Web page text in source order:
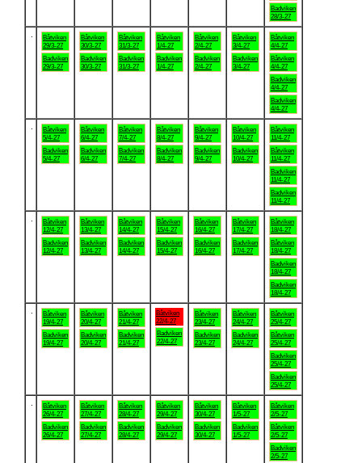
Badviken
28/3-27
Båtviken
29/3-27
Badviken
29/3-27
Båtviken
30/3-27
Badviken
30/3-27
Båtviken
31/3-27
Badviken
31/3-27
Båtviken
1/4-27
Badviken
1/4-27
Båtviken
2/4-27
Badviken
2/4-27
Båtviken
3/4-27
Badviken
3/4-27
Båtviken
4/4-27
Båtviken
4/4-27
Badviken
4/4-27
Badviken
4/4-27
Båtviken
5/4-27
Badviken
5/4-27
Båtviken
6/4-27
Badviken
6/4-27
Båtviken
7/4-27
Badviken
7/4-27
Båtviken
8/4-27
Badviken
8/4-27
Båtviken
9/4-27
Badviken
9/4-27
Båtviken
10/4-27
Badviken
10/4-27
Båtviken
11/4-27
Båtviken
11/4-27
Badviken
11/4-27
Badviken
11/4-27
Båtviken
12/4-27
Badviken
12/4-27
Båtviken
13/4-27
Badviken
13/4-27
Båtviken
14/4-27
Badviken
14/4-27
Båtviken
15/4-27
Badviken
15/4-27
Båtviken
16/4-27
Badviken
16/4-27
Båtviken
17/4-27
Badviken
17/4-27
Båtviken
18/4-27
Båtviken
18/4-27
Badviken
18/4-27
Badviken
18/4-27
Båtviken
19/4-27
Badviken
19/4-27
Båtviken
20/4-27
Badviken
20/4-27
Båtviken
21/4-27
Badviken
21/4-27
Båtviken
22/4-27
Badviken
22/4-27
Båtviken
23/4-27
Badviken
23/4-27
Båtviken
24/4-27
Badviken
24/4-27
Båtviken
25/4-27
Båtviken
25/4-27
Badviken
25/4-27
Badviken
25/4-27
Båtviken
26/4-27
Badviken
26/4-27
Båtviken
27/4-27
Badviken
27/4-27
Båtviken
28/4-27
Badviken
28/4-27
Båtviken
29/4-27
Badviken
29/4-27
Båtviken
30/4-27
Badviken
30/4-27
Båtviken
1/5-27
Badviken
1/5-27
Båtviken
2/5-27
Båtviken
2/5-27
Badviken
2/5-27